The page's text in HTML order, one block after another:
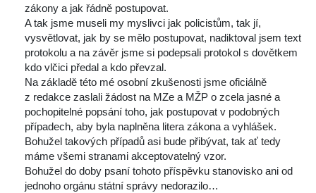
zákony a jak řádně postupovat.
A tak jsme museli my myslivci jak policistům, tak jí,
vysvětlovat, jak by se mělo postupovat, nadiktoval jsem text
protokolu a na závěr jsme si podepsali protokol s dovětkem
kdo vlčici předal a kdo převzal.
Na základě této mé osobní zkušenosti jsme oficiálně
z redakce zaslali žádost na MZe a MŽP o zcela jasné a
pochopitelné popsání toho, jak postupovat v podobných
případech, aby byla naplněna litera zákona a vyhlášek.
Bohužel takových případů asi bude přibývat, tak ať tedy
máme všemi stranami akceptovatelný vzor.
Bohužel do doby psaní tohoto příspěvku stanovisko ani od
jednoho orgánu státní správy nedorazilo…